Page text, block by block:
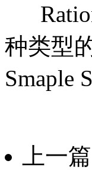
种类型
Smaple
上一